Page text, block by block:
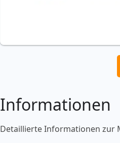
Informationen
Detaillierte Informationen zur